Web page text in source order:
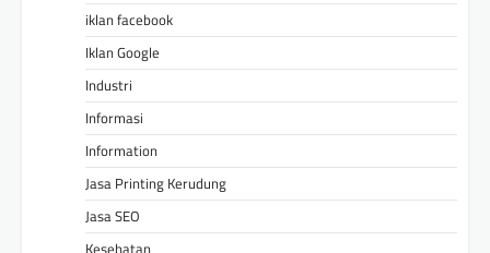
iklan facebook
Iklan Google
Industri
Informasi
Information
Jasa Printing Kerudung
Jasa SEO